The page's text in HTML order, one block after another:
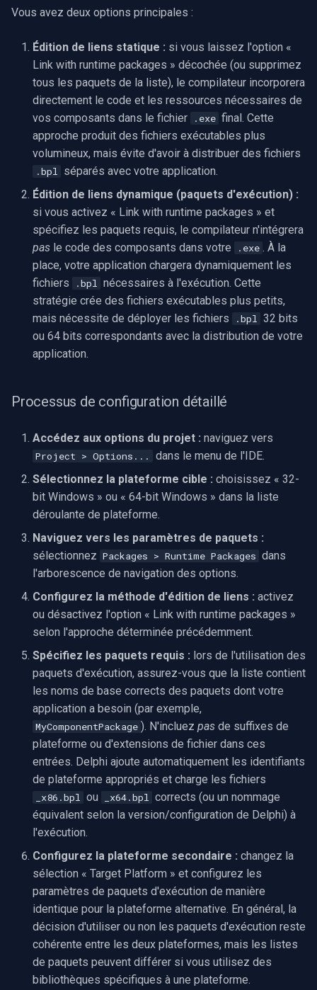
Vous avez deux options principales :
Édition de liens statique : si vous laissez l'option «
Link with runtime packages » décochée (ou supprimez
tous les paquets de la liste), le compilateur incorporera
directement le code et les ressources nécessaires de
vos composants dans le fichier
.exe final. Cette
approche produit des fichiers exécutables plus
volumineux, mais évite d'avoir à distribuer des fichiers
.bpl séparés avec votre application.
Édition de liens dynamique (paquets d'exécution) :
si vous activez « Link with runtime packages » et
spécifiez les paquets requis, le compilateur n'intégrera
pas le code des composants dans votre .exe . À la
place, votre application chargera dynamiquement les
fichiers
.bpl nécessaires à l'exécution. Cette
stratégie crée des fichiers exécutables plus petits,
mais nécessite de déployer les fichiers
.bpl 32 bits
ou 64 bits correspondants avec la distribution de votre
application.
Processus de configuration détaillé
Accédez aux options du projet : naviguez vers
Project > Options...
dans le menu de l'IDE.
Sélectionnez la plateforme cible : choisissez « 32-
bit Windows » ou « 64-bit Windows » dans la liste
déroulante de plateforme.
Naviguez vers les paramètres de paquets :
sélectionnez Packages > Runtime Packages dans
l'arborescence de navigation des options.
Configurez la méthode d'édition de liens : activez
ou désactivez l'option « Link with runtime packages »
selon l'approche déterminée précédemment.
Spécifiez les paquets requis : lors de l'utilisation des
paquets d'exécution, assurez-vous que la liste contient
les noms de base corrects des paquets dont votre
application a besoin (par exemple,
MyComponentPackage ). N'incluez pas de suffixes de
plateforme ou d'extensions de fichier dans ces
entrées. Delphi ajoute automatiquement les identifiants
de plateforme appropriés et charge les fichiers
_x86.bpl ou _x64.bpl corrects (ou un nommage
équivalent selon la version/configuration de Delphi) à
l'exécution.
Configurez la plateforme secondaire : changez la
sélection « Target Platform » et configurez les
paramètres de paquets d'exécution de manière
identique pour la plateforme alternative. En général, la
décision d'utiliser ou non les paquets d'exécution reste
cohérente entre les deux plateformes, mais les listes
de paquets peuvent différer si vous utilisez des
bibliothèques spécifiques à une plateforme.